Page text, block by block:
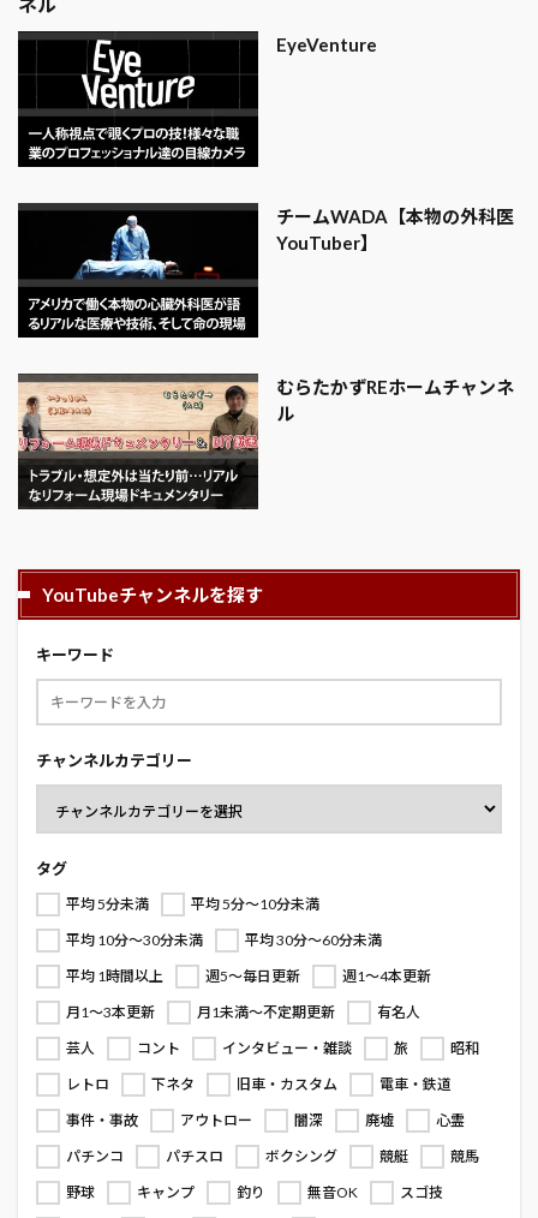
ネル
EyeVenture
チームWADA【本物の外科医
YouTuber】
むらたかずREホームチャンネ
ル
YouTubeチャンネルを探す
キーワード
チャンネルカテゴリー
タグ
平均 5分未満
平均 5分～10分未満
平均 10分～30分未満
平均 30分～60分未満
平均 1時間以上
週5～毎日更新
週1～4本更新
月1～3本更新
月1未満～不定期更新
有名人
芸人
コント インタビュー・雑談 旅
昭和
レトロ
下ネタ 旧車・カスタム
電車・鉄道
事件・事故
アウトロー 闇深 廃墟
心霊
パチンコ
パチスロ ボクシング 競艇
競馬
野球
キャンプ 釣り 無音OK スゴ技